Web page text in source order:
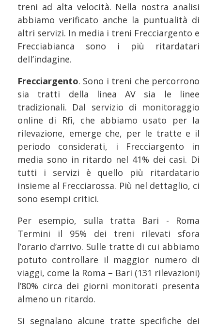
treni ad alta velocità. Nella nostra analisi
abbiamo verificato anche la puntualità di
altri servizi. In media i treni Frecciargento e
Frecciabianca sono i più ritardatari
dell’indagine.
Frecciargento. Sono i treni che percorrono
sia tratti della linea AV sia le linee
tradizionali. Dal servizio di monitoraggio
online di Rfi, che abbiamo usato per la
rilevazione, emerge che, per le tratte e il
periodo considerati, i Frecciargento in
media sono in ritardo nel 41% dei casi. Di
tutti i servizi è quello più ritardatario
insieme al Frecciarossa. Più nel dettaglio, ci
sono esempi critici.
Per esempio, sulla tratta Bari - Roma
Termini il 95% dei treni rilevati sfora
l’orario d’arrivo. Sulle tratte di cui abbiamo
potuto controllare il maggior numero di
viaggi, come la Roma – Bari (131 rilevazioni)
l’80% circa dei giorni monitorati presenta
almeno un ritardo.
Si segnalano alcune tratte specifiche dei